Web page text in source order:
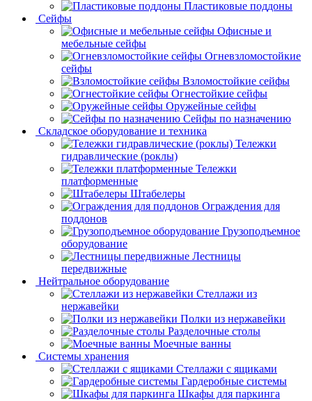
Пластиковые поддоны
Сейфы
Офисные и
мебельные сейфы
Огневзломостойкие
сейфы
Взломостойкие сейфы
Огнестойкие сейфы
Оружейные сейфы
Сейфы по назначению
Складское оборудование и техника
Тележки
гидравлические (роклы)
Тележки
платформенные
Штабелеры
Ограждения для
поддонов
Грузоподъемное
оборудование
Лестницы
передвижные
Нейтральное оборудование
Стеллажи из
нержавейки
Полки из нержавейки
Разделочные столы
Моечные ванны
Системы хранения
Стеллажи с ящиками
Гардеробные системы
Шкафы для паркинга